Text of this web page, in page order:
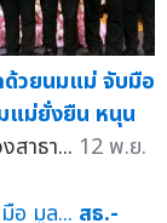
ด้วยนมแม่ จับมือ
แม่ยั่งยืน หนุน
สาธา... 12 พ.ย.
สธ.-